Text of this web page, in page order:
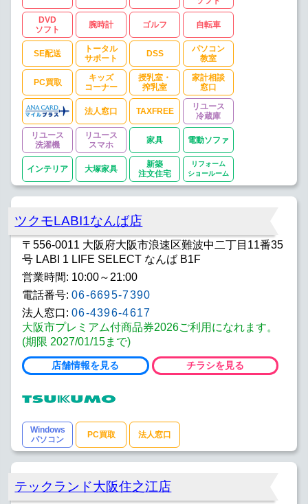
DVD
ソフト
腕時計 ゴルフ 自転車
SE配送
トータル
サポート
DSS
パソコン
教室
PC買取
キッズ
コーナー
授乳室・
搾乳室
家計相談
窓口
法人窓口 TAXFREE
リユース
冷蔵庫
リユース
洗濯機
リユース
スマホ
家具 電動ソファ
インテリア 大塚家具
新築
注文住宅
リフォーム
ショールーム
ツクモLABI1なんば店
〒556-0011 大阪府大阪市浪速区難波中二丁目11番35
号 LABI 1 LIFE SELECT なんば B1F
営業時間: 10:00～21:00
電話番号: 06-6695-7390
法人窓口: 06-4396-4617
大阪市プレミアム付商品券2026ご利用になれます。
(期限 2027/01/15まで)
店舗情報を見る チラシを見る
Windows
パソコン
PC買取 法人窓口
テックランド大阪住之江店